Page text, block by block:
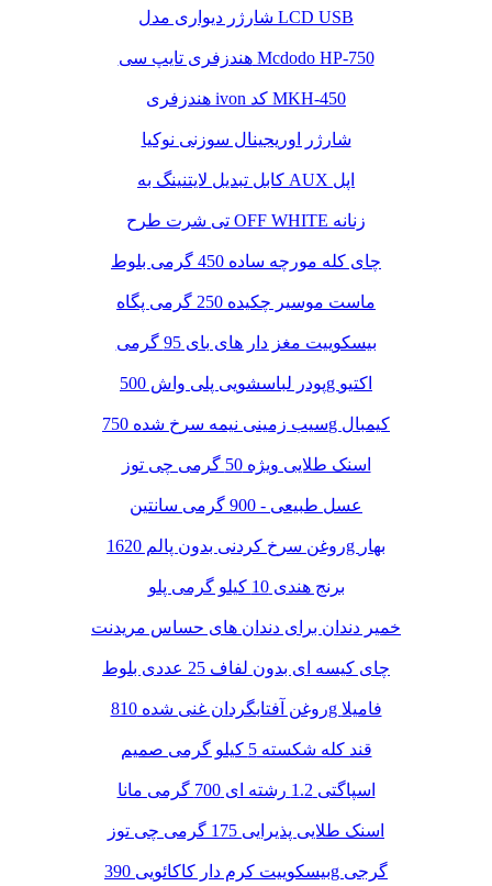
شارژر دیواری مدل LCD USB
هندزفری تایپ سی Mcdodo HP-750
هندزفری ivon کد MKH-450
شارژر اوریجینال سوزنی نوکیا
کابل تبدیل لایتنینگ به AUX اپل
تی شرت طرح OFF WHITE زنانه
چای کله مورچه ساده 450 گرمی بلوط
ماست موسیر چکیده 250 گرمی پگاه
بیسکوییت مغز دار های بای 95 گرمی
پودر لباسشویی پلی واش 500g اکتیو
سیب زمینی نیمه سرخ شده 750g کیمبال
اسنک طلایی ویژه 50 گرمی چی توز
عسل طبیعی - 900 گرمی سانتین
روغن سرخ کردنی بدون پالم 1620g بهار
برنج هندی 10 کیلو گرمی پلو
خمیر دندان برای دندان های حساس مریدنت
چای کیسه ای بدون لفاف 25 عددی بلوط
روغن آفتابگردان غنی شده 810g فامیلا
قند کله شکسته 5 کیلو گرمی صمیم
اسپاگتی 1.2 رشته ای 700 گرمی مانا
اسنک طلایی پذیرایی 175 گرمی چی توز
بیسکوییت کرم دار کاکائویی 390g گرجی